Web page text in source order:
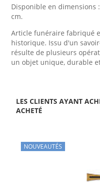
Disponible en dimensions
cm.
Article funéraire fabriqué
historique. Issu d'un
résulte de plusieurs
un objet unique, durable
LES CLIENTS AYANT
ACHETÉ
NOUVEAUTÉS